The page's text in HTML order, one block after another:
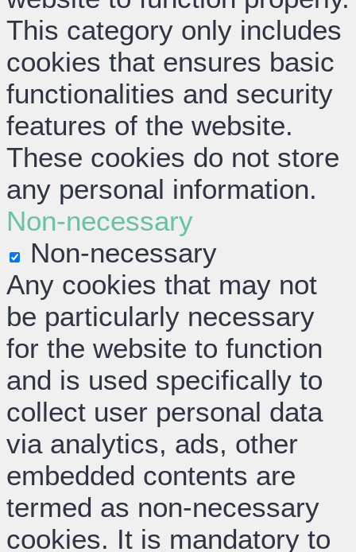
This category only includes
cookies that ensures basic
functionalities and security
features of the website.
These cookies do not store
any personal information.
Non-necessary
Non-necessary
Any cookies that may not
be particularly necessary
for the website to function
and is used specifically to
collect user personal data
via analytics, ads, other
embedded contents are
termed as non-necessary
cookies. It is mandatory to